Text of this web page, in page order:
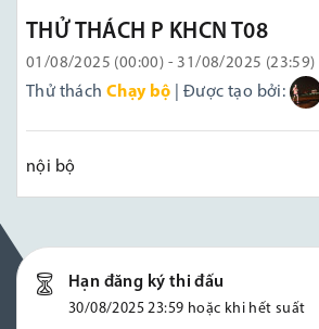
THỬ THÁCH P KHCN T08
01/08/2025 (00:00) - 31/08/2025 (23:59)
Thử thách Chạy bộ | Được tạo bởi:
nội bộ
Hạn đăng ký thi đấu
30/08/2025 23:59 hoặc khi hết suất